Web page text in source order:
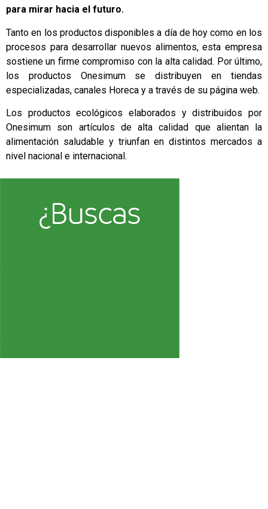
para mirar hacia el futuro.
Tanto en los productos disponibles a día de hoy como en los
procesos para desarrollar nuevos alimentos, esta empresa
sostiene un firme compromiso con la alta calidad. Por último,
los productos Onesimum se distribuyen en tiendas
especializadas, canales Horeca y a través de su página web.
Los productos ecológicos elaborados y distribuidos por
Onesimum son artículos de alta calidad que alientan la
alimentación saludable y triunfan en distintos mercados a
nivel nacional e internacional.